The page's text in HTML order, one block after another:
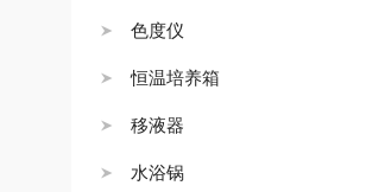
色度仪
恒温培养箱
移液器
水浴锅